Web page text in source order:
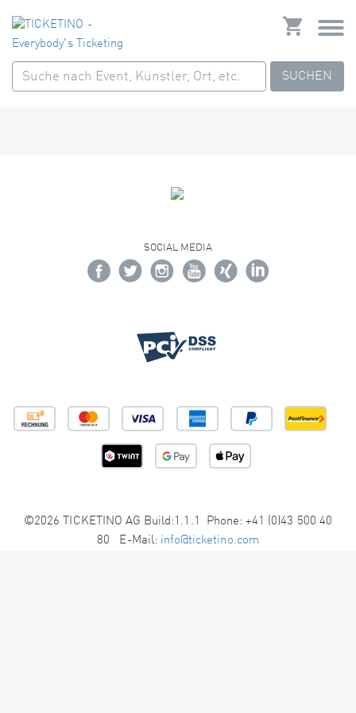
SUCHEN
SOCIAL MEDIA
©2026 TICKETINO AG Build:1.1.1 Phone: +41 (0)43 500 40
80 E-Mail: info@ticketino.com